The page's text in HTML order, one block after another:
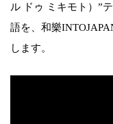
ル ドゥ ミキモト）”
語を、和樂
します。